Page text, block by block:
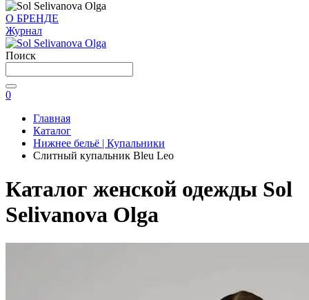
О БРЕНДЕ
Журнал
Поиск
0
Главная
Каталог
Нижнее бельё | Купальники
Слитный купальник Bleu Leo
Каталог женской одежды Sol
Selivanova Olga